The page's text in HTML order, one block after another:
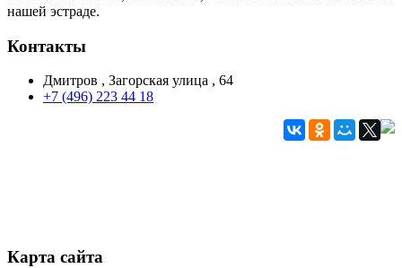
нашей эстраде.
Контакты
Дмитров , Загорская улица , 64
+7 (496) 223 44 18
Карта сайта